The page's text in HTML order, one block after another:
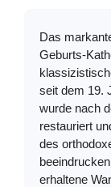
Das
Geburts-
seit dem 19.
wurde nach
restauriert
des
erhaltene